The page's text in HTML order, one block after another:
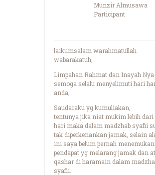
Munzir Almusawa
Participant
laikumsalam warahmatullah
wabarakatuh,
Limpahan Rahmat dan Inayah
semoga selalu menyelimuti hari
anda,
Saudaraku yg kumuliakan,
tentunya jika niat mukim lebih dari
hari maka dalam madzhab syafii
tak diperkenankan jamak, selain
ini saya belum pernah menemukan
pendapat yg melarang jamak dan
qashar di haramain dalam
syafii.